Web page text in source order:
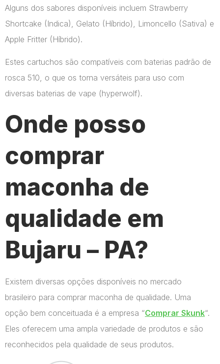
Alguns dos sabores disponíveis incluem Strawberry
Shortcake (Indica), Gelato (Híbrido), Limoncello (Sativa) e
Apple Fritter (Híbrido).
Estes cartuchos são compatíveis com baterias padrão de
rosca 510, o que os torna versáteis para uso com
diversas baterias de vape​ (hyperwolf)​.
Onde posso
comprar
maconha de
qualidade em
Bujaru – PA?
Existem diversas opções disponíveis no mercado
brasileiro para comprar maconha de qualidade. Uma
opção bem conceituada é a empresa “Comprar Skunk“.
Eles oferecem uma ampla variedade de produtos e são
reconhecidos pela qualidade de seus produtos.